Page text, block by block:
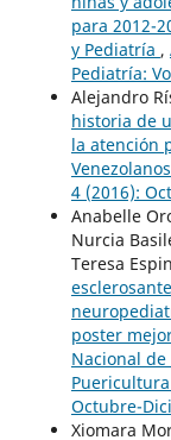
para 2012-
y Pediatría ,
Pediatría:
Alejandro
historia de
la atención
4 (2016):
Anabelle
Nurcia
Teresa
poster
Nacional
Octubre-
Xiomara